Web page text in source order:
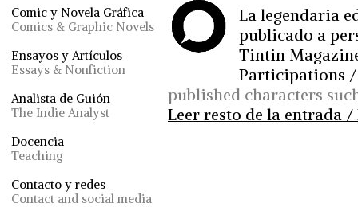
Comic y Novela Gráfica
Comics & Graphic Novels
Ensayos y Artículos
Essays & Nonfiction
Analista de Guión
The Indie Analyst
Docencia
Teaching
Contacto y redes
Contact and social media
La legendaria
publicado a
Tintin
Participations /
published characters
Leer resto de la entrada